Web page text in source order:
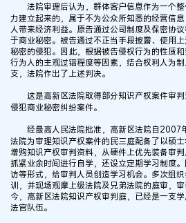
法院审理后认为，群体客户信息作为一个整
力建立起来的，属于不为公众所知悉的经营信
人带来经济利益。原告通过公司制度及保密协
于商业秘密。被告通过不正当手段披露、使用
秘密的侵犯。因此，根据被告侵权行为的性质
行为人的主观过错程度等因素，结合权利人为
支，法院作出了上述判决。
这是高新区法院取得部分知识产权案件审判
侵犯商业秘密纠纷案件。
经最高人民法院批准，高新区法院自2007年
法院为审理知识产权案件的民三庭配备了以硕士
增购知识产权审判资料，从硬件上优先装备审
抓紧业余时间进行自学，还设立定期学习制度
访等形式，给审判人员创造学习机会。多次组
训，并现场观摩上级法院及兄弟法院的庭审，
今，高新区法院知识产权审判庭，已经是一支
法官队伍。